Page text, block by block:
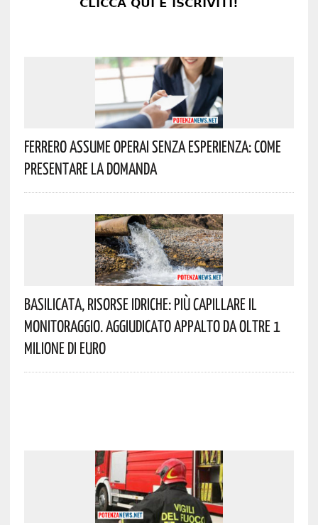
Ferrero Assume Operai Senza Esperienza: Come
Presentare La Domanda
Basilicata, Risorse Idriche: Più Capillare Il
Monitoraggio. Aggiudicato Appalto Da Oltre 1
Milione Di Euro